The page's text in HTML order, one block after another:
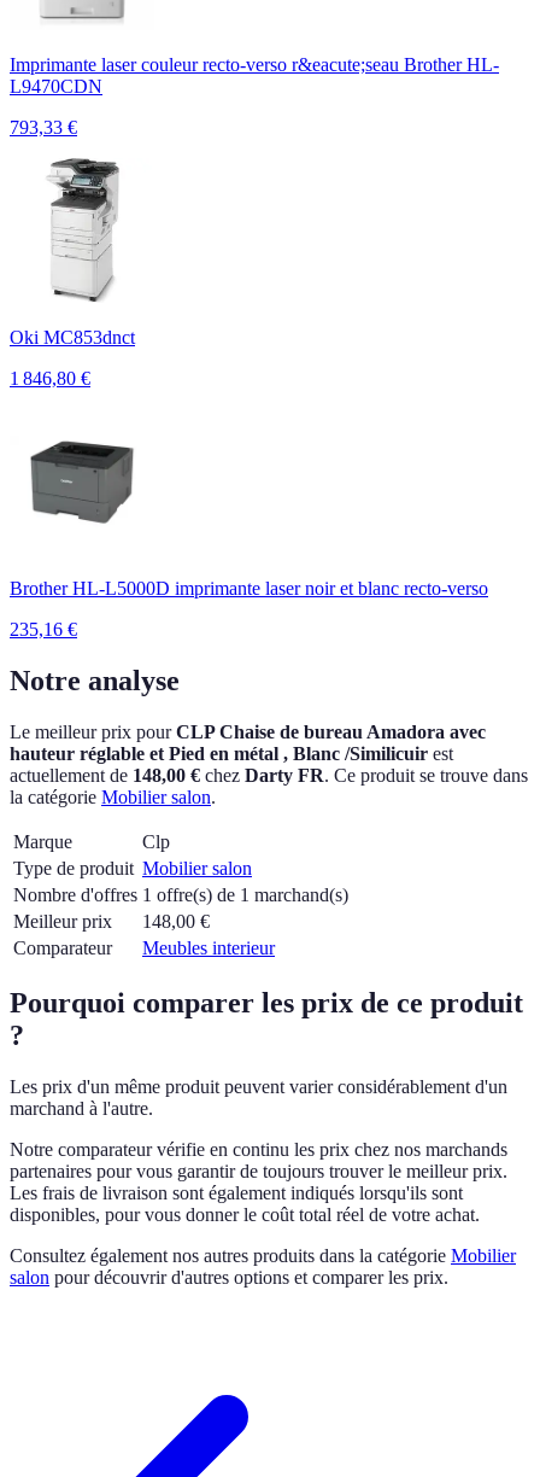
Imprimante laser couleur recto-verso r&eacute;seau Brother HL-
L9470CDN
793,33 €
Oki MC853dnct
1 846,80 €
Brother HL-L5000D imprimante laser noir et blanc recto-verso
235,16 €
Notre analyse
Le meilleur prix pourCLP Chaise de bureau Amadora avec
hauteur réglable et Pied en métal , Blanc /Similicuir est
actuellement de 148,00 € chez Darty FR. Ce produit se trouve dans
la catégorie Mobilier salon.
Marque
Clp
Type de produit Mobilier salon
Nombre d'offres 1 offre(s) de 1 marchand(s)
Meilleur prix
148,00 €
Comparateur
Meubles interieur
Pourquoi comparer les prix de ce produit
?
Les prix d'un même produit peuvent varier considérablement d'un
marchand à l'autre.
Notre comparateur vérifie en continu les prix chez nos marchands
partenaires pour vous garantir de toujours trouver le meilleur prix.
Les frais de livraison sont également indiqués lorsqu'ils sont
disponibles, pour vous donner le coût total réel de votre achat.
Consultez également nos autres produits dans la catégorie Mobilier
salon pour découvrir d'autres options et comparer les prix.